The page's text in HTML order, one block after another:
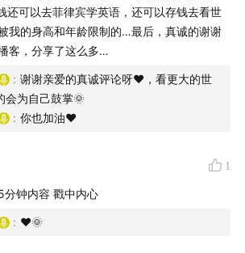
（添加备注 墙里墙外）没啥服
还可以去菲律宾学英语，还可以存钱去看世
我的身高和年龄限制的…最后，真诚的谢谢
客，分享了这么多…
: 谢谢亲爱的真诚评论呀❤️，看更大的世
会为自己鼓掌🌞
: 你也加油❤️
1
分钟内容 戳中内心
: ❤️🌞